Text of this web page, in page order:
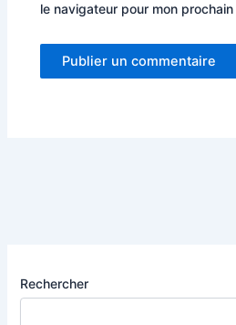
le navigateur pour mon
Rechercher